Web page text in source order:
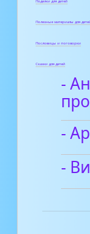
Поделки для детей
Полезные материалы для
Пословицы и поговорки
Сказки для детей
-
-
-